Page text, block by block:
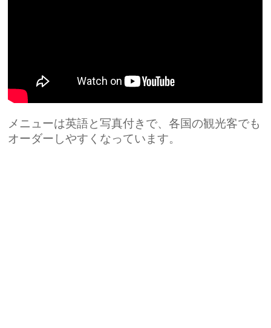
メニューは英語と写真付きで、各国の観光客でも
オーダーしやすくなっています。